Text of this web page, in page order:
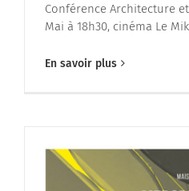
Conférence Architecture
Mai à 18h30, cinéma Le
En savoir plus